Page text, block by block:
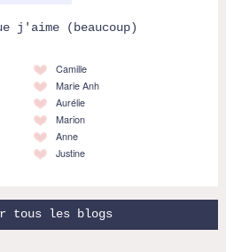
j'aime (beaucoup)
Camille
Marie Anh
Aurélie
Marion
Anne
Justine
tous les blogs